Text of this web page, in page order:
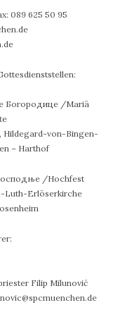
089 625 50 95
Богородице /Mariä
Hildegard-von-Bingen-
– Harthof
/Hochfest
Luth-Erlöserkirche
Filip Milunović